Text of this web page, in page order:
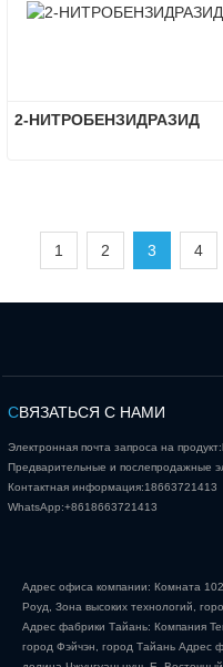
2-НИТРОБЕНЗИДРАЗИД
1 2 3 4
СВЯЗАТЬСЯ С НАМИ
Электронная почта запроса на продукт:
Предварительные и послепродажные
Контактная информация:18663721413
WhatsApp:+8618663721413
Адрес офиса компании: Комната
Роуд, Зона высоких технологий,
Адрес фабрики Тайань: Компания
город Фэйчэн, город Тайань Адрес